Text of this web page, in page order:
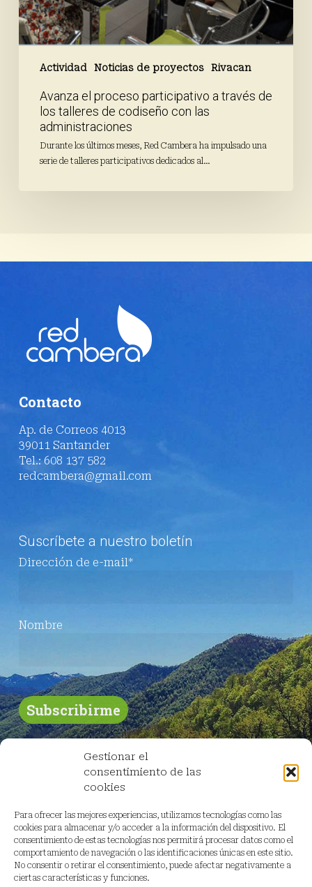
Gestionar el
consentimiento de las
cookies
Para ofrecer las mejores experiencias, utilizamos tecnologías como las
cookies para almacenar y/o acceder a la información del dispositivo. El
consentimiento de estas tecnologías nos permitirá procesar datos como el
comportamiento de navegación o las identificaciones únicas en este sitio.
No consentir o retirar el consentimiento, puede afectar negativamente a
ciertas características y funciones.
Actividad Noticias de proyectos Rivacan
Avanza el proceso participativo a través de
los talleres de codiseño con las
administraciones
Durante los últimos meses, Red Cambera ha impulsado una
serie de talleres participativos dedicados al…
Contacto
Ap. de Correos 4013
39011 Santander
Tel.: 608 137 582
redcambera@gmail.com
Suscríbete a nuestro boletín
Dirección de e-mail*
Nombre